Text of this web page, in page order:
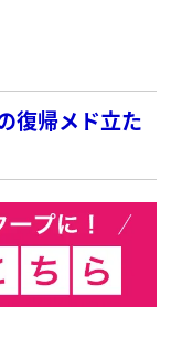
復帰メド立た